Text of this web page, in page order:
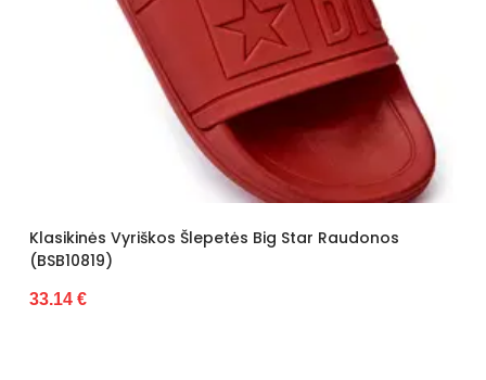
Siūlome rinktis tokį dydį, kokį
dėvite
Vyrams
Platforma / padas 3 cm
-
ilgis centimetrais
Aukštis centimetrais
Big Star Raudonos